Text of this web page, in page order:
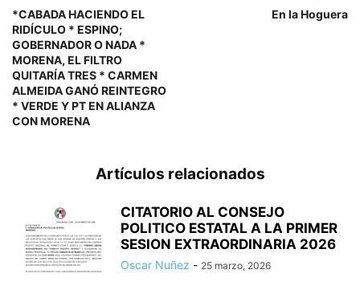
*CABADA HACIENDO EL
RIDÍCULO * ESPINO;
GOBERNADOR O NADA *
MORENA, EL FILTRO
QUITARÍA TRES * CARMEN
ALMEIDA GANÓ REINTEGRO
* VERDE Y PT EN ALIANZA
CON MORENA
En la Hoguera
Artículos relacionados
CITATORIO AL CONSEJO
POLITICO ESTATAL A LA PRIMER
SESION EXTRAORDINARIA 2026
Oscar Nuñez - 25 marzo, 2026